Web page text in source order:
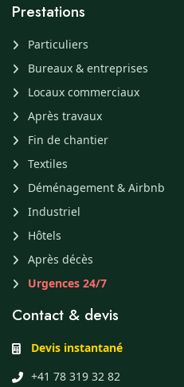
Prestations
Particuliers
Bureaux & entreprises
Locaux commerciaux
Après travaux
Fin de chantier
Textiles
Déménagement & Airbnb
Industriel
Hôtels
Après décès
Urgences 24/7
Contact & devis
Devis instantané
+41 78 319 32 82